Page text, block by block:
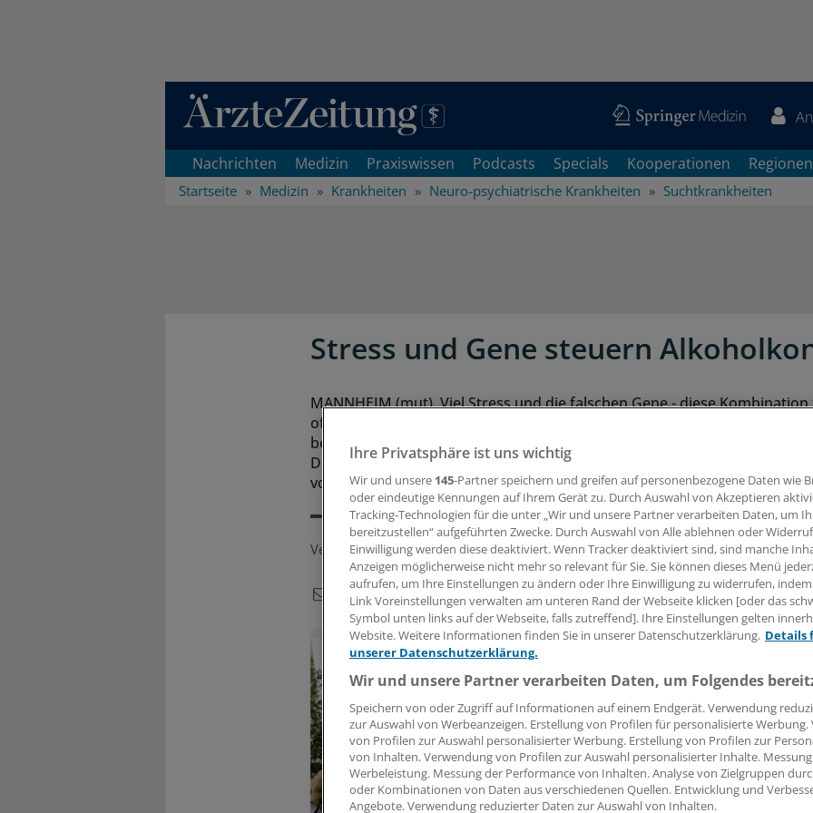
Direkt zum Inhaltsbereich
Nachrichten Medizin Praxiswissen Podcasts Specials Kooperationen Regionen
Startseite Medizin Krankheiten Neuro-psychiatrische Krankheiten Suchtkrankheiten
Stress und Gene steuern
MANNHEIM (mut). Viel Stress und die falschen Gene - diese
offenbar dazu, dass Jugendliche sieben Monate früher mit dem
beginnen und als Erwachsene etwa 50 Prozent mehr Alkohol trinken.
Daten der Mannheimer Risikokinderstudie, die jetzt beim Suchtkongress
vorgestellt worden sind.
Veröffentlicht:23.06.2008, 05:00 Uhr
Weshalb manche Menschen in
Flasche greifen als andere, ist noch wenig
sind auch genetische Faktoren von
beeinflussen offenbar, wie Menschen auf
reagieren. So ist etwa aus Tierversuchen
Mäuse mit Gendefekten im Kortisol-System
stressresistent sind, und zwar dann, wenn
Rezeptoren für das Corticotropin-Releasing-
Ihre Privatsphäre ist uns wichtig
Wir und unsere 145-Partner speichern und greifen auf personenbezogene Daten wie
oder eindeutige Kennungen auf Ihrem Gerät zu. Durch Auswahl von Akzeptieren
Tracking-Technologien für die unter „Wir und unsere Partner verarbeiten Daten, um
bereitzustellen“ aufgeführten Zwecke. Durch Auswahl von Alle ablehnen oder
Einwilligung werden diese deaktiviert. Wenn Tracker deaktiviert sind, sind manche
Anzeigen möglicherweise nicht mehr so relevant für Sie. Sie können dieses Menü
aufrufen, um Ihre Einstellungen zu ändern oder Ihre Einwilligung zu widerrufen, indem
Link Voreinstellungen verwalten am unteren Rand der Webseite klicken [oder das
Symbol unten links auf der Webseite, falls zutreffend]. Ihre Einstellungen gelten
Website. Weitere Informationen finden Sie in unserer Datenschutzerklärung. Details
unserer Datenschutzerklärung.
Wir und unsere Partner verarbeiten Daten, um Folgendes
Speichern von oder Zugriff auf Informationen auf einem Endgerät. Verwendung
zur Auswahl von Werbeanzeigen. Erstellung von Profilen für personalisierte
von Profilen zur Auswahl personalisierter Werbung. Erstellung von Profilen zur
von Inhalten. Verwendung von Profilen zur Auswahl personalisierter Inhalte.
Werbeleistung. Messung der Performance von Inhalten. Analyse von Zielgruppen
oder Kombinationen von Daten aus verschiedenen Quellen. Entwicklung und
Angebote. Verwendung reduzierter Daten zur Auswahl von Inhalten.